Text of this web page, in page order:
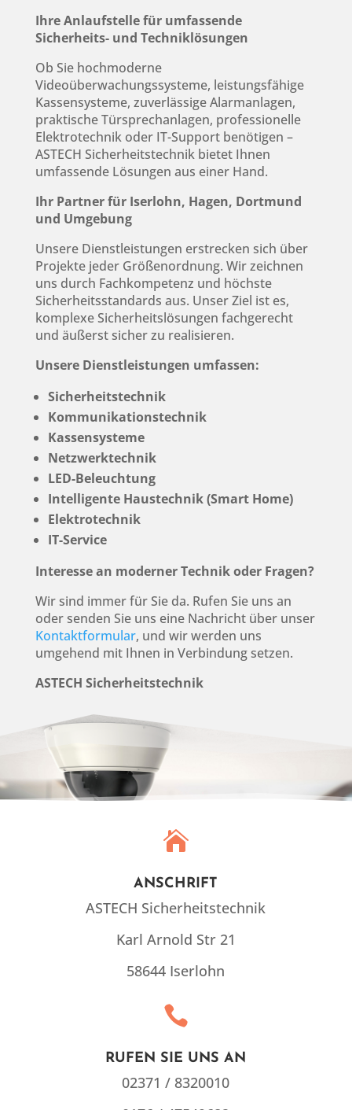
Ihre Anlaufstelle für umfassende
Sicherheits- und Techniklösungen
Ob Sie hochmoderne
Videoüberwachungssysteme, leistungsfähige
Kassensysteme, zuverlässige Alarmanlagen,
praktische Türsprechanlagen, professionelle
Elektrotechnik oder IT-Support benötigen –
ASTECH Sicherheitstechnik bietet Ihnen
umfassende Lösungen aus einer Hand.
Ihr Partner für Iserlohn, Hagen, Dortmund
und Umgebung
Unsere Dienstleistungen erstrecken sich über
Projekte jeder Größenordnung. Wir zeichnen
uns durch Fachkompetenz und höchste
Sicherheitsstandards aus. Unser Ziel ist es,
komplexe Sicherheitslösungen fachgerecht
und äußerst sicher zu realisieren.
Unsere Dienstleistungen umfassen:
Sicherheitstechnik
Kommunikationstechnik
Kassensysteme
Netzwerktechnik
LED-Beleuchtung
Intelligente Haustechnik (Smart Home)
Elektrotechnik
IT-Service
Interesse an moderner Technik oder Fragen?
Wir sind immer für Sie da. Rufen Sie uns an
oder senden Sie uns eine Nachricht über unser
Kontaktformular, und wir werden uns
umgehend mit Ihnen in Verbindung setzen.
ASTECH Sicherheitstechnik

ANSCHRIFT
ASTECH Sicherheitstechnik
Karl Arnold Str 21
58644 Iserlohn

RUFEN SIE UNS AN
02371 / 8320010